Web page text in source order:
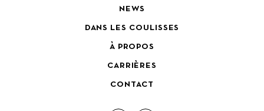
NEWS
DANS LES COULISSES
À PROPOS
CARRIÈRES
CONTACT